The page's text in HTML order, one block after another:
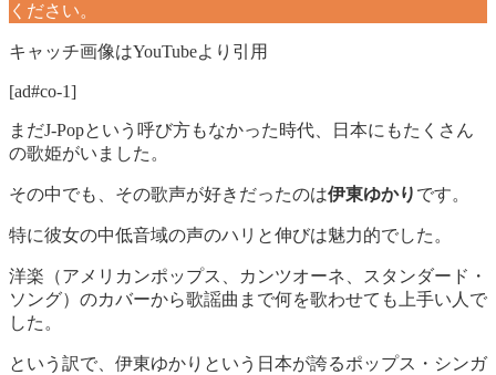
ください。
キャッチ画像はYouTubeより引用
[ad#co-1]
まだJ-Popという呼び方もなかった時代、日本にもたくさん
の歌姫がいました。
その中でも、その歌声が好きだったのは伊東ゆかり です。
特に彼女の中低音域の声のハリと伸びは魅力的でした。
洋楽（アメリカンポップス、カンツオーネ、スタンダード・
ソング）のカバーから歌謡曲まで何を歌わせても上手い人で
した。
という訳で、伊東ゆかりという日本が誇るポップス・シンガ